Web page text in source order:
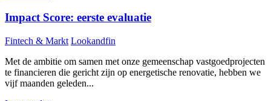
Impact Score: eerste evaluatie
Fintech & Markt Lookandfin
Met de ambitie om samen met onze gemeenschap vastgoedprojecten
te financieren die gericht zijn op energetische renovatie, hebben we
vijf maanden geleden...